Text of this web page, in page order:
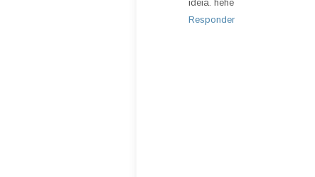
ideia. hehe
Responder